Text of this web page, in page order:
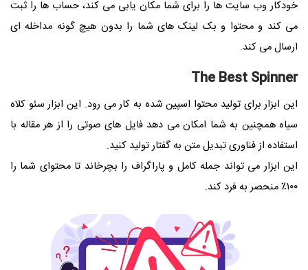
خودکار وب سایت ها را برای شما مکان یابی می کند، حساب ها را ثبت
می کند و محتوا و بک لینک های شما را بدون هیچ گونه مداخله ای
ارسال می کند.
The Best Spinner
این ابزار برای تولید محتوا اسپین شده به کار می رود. این ابزار سئو کلاه
سیاه همچنین به شما امکان می دهد فایل های صوتی را از هر مقاله با
استفاده از فناوری تبدیل متن به گفتار تولید کنید.
این ابزار می تواند جمله کامل و پاراگراف را بچرخاند تا محتوای شما را
۱۰۰٪ منحصر به فرد کند.